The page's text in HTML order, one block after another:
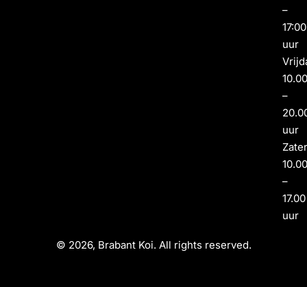
–
17:00
uur
–
uur
–
17.00
uur
© 2026, Brabant Koi. All rights reserved.